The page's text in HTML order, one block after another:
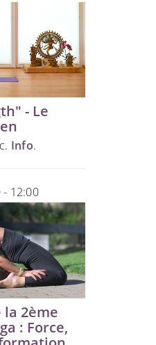
- Le
Info.
- 12:00
la 2ème
: Force,